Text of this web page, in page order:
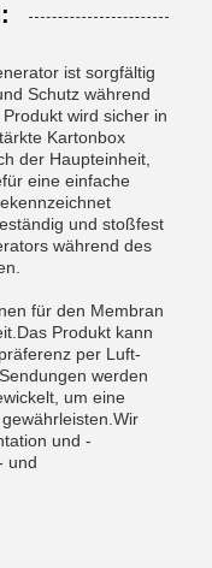
ist sorgfältig
Schutz während
wird sicher in
Kartonbox
der Haupteinheit,
eine einfache
und stoßfest
während des
für den Membran
Produkt kann
per Luft-
werden
um eine
und -
und